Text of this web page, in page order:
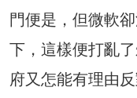
門便是，但微軟
下，這樣便打亂
府又怎能有理由